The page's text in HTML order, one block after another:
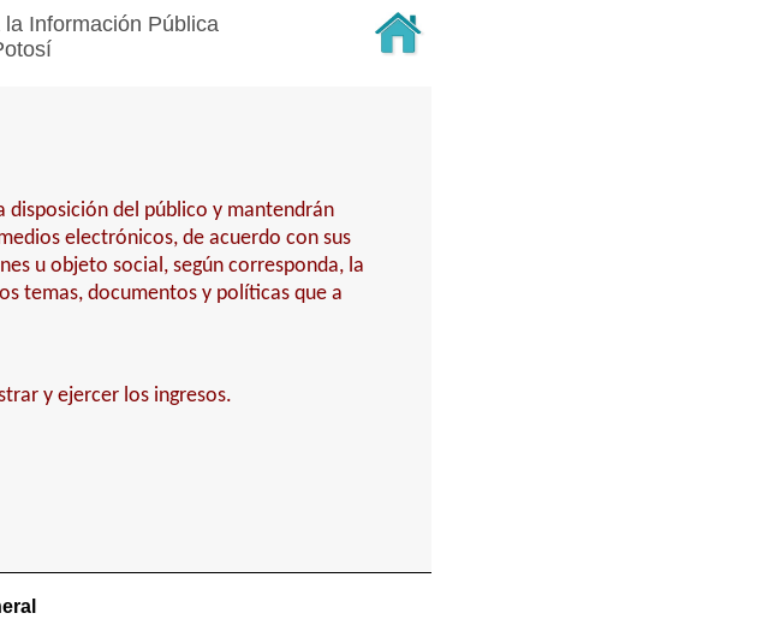
Información Pública
disposición del público y mantendrán
electrónicos, de acuerdo con sus
u objeto social, según corresponda, la
temas, documentos y políticas que a
y ejercer los ingresos.